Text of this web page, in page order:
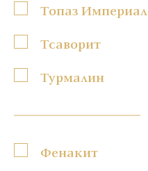
Топаз Империал
Тсаворит
Турмалин
Фенакит